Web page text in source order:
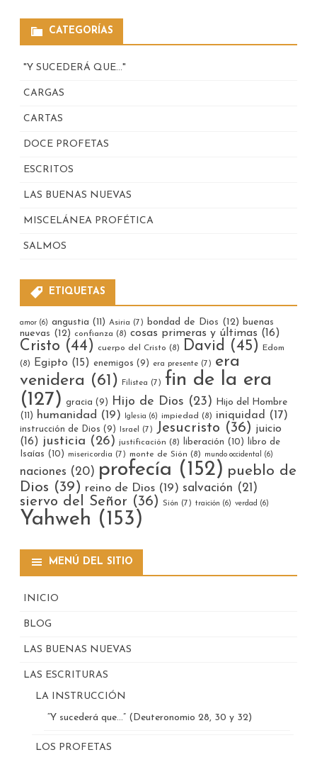
CATEGORÍAS
"Y SUCEDERÁ QUE…"
CARGAS
CARTAS
DOCE PROFETAS
ESCRITOS
LAS BUENAS NUEVAS
MISCELÁNEA PROFÉTICA
SALMOS
ETIQUETAS
amor (6) angustia (11) Asiria (7) bondad de Dios (12) buenas
nuevas (12) confianza (8) cosas primeras y últimas (16)
Cristo (44) cuerpo del Cristo (8) David (45)
Edom
(8)
Egipto (15) enemigos (9) era presente (7) era
venidera (61) Filistea (7) fin de la era
(127) gracia (9) Hijo de Dios (23)
Hijo del Hombre
(11)
humanidad (19) Iglesia (6) impiedad (8) iniquidad (17)
instrucción de Dios (9) Israel (7) Jesucristo (36) juicio
(16) justicia (26) justificación (8) liberación (10)
libro de
Isaías (10) misericordia (7) monte de Sión (8) mundo occidental (6)
naciones (20) profecía (152) pueblo de
Dios (39) reino de Dios (19) salvación (21)
siervo del Señor (36) Sión (7) traición (6) verdad (6)
Yahweh (153)
MENÚ DEL SITIO
INICIO
BLOG
LAS BUENAS NUEVAS
LAS ESCRITURAS
LA INSTRUCCIÓN
“Y sucederá que…” (Deuteronomio 28, 30 y 32)
LOS PROFETAS